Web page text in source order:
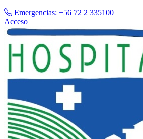
Emergencias: +56 72 2 335100
Acceso